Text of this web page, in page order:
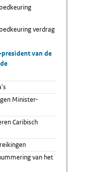
verdrag
van de
Minister-
Caribisch
van het